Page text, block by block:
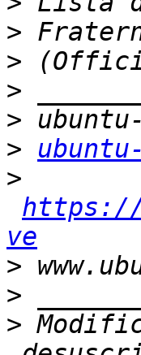
>
>
>
>
>
>
https://
ve
>
>
>